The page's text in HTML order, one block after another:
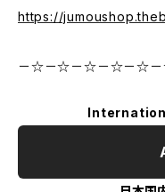
https://
－☆－☆－☆－☆－☆